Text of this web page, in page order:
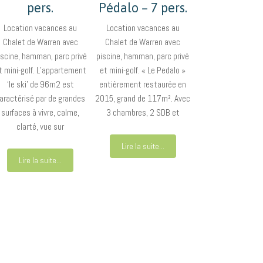
pers.
Location vacances au
Chalet de Warren avec
hamman, parc privé
mini-golf. L’appartement
‘le ski’ de 96m2 est
par de grandes
surfaces à vivre, calme,
clarté, vue sur
Lire la suite...
Pédalo – 7 pers.
Location vacances au
Chalet de Warren avec
piscine, hamman, parc privé
et mini-golf. « Le Pedalo »
entièrement restaurée en
2015, grand de 117m². Avec
3 chambres, 2 SDB et
Lire la suite...